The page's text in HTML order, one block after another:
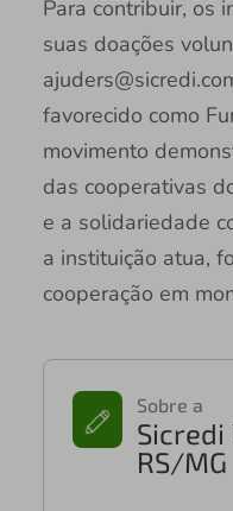
Para contribuir, os
suas doações
favorecido como
movimento
das cooperativas
e a solidariedade
a instituição atua,
cooperação em
Sobre a
Sicredi
RS/MG